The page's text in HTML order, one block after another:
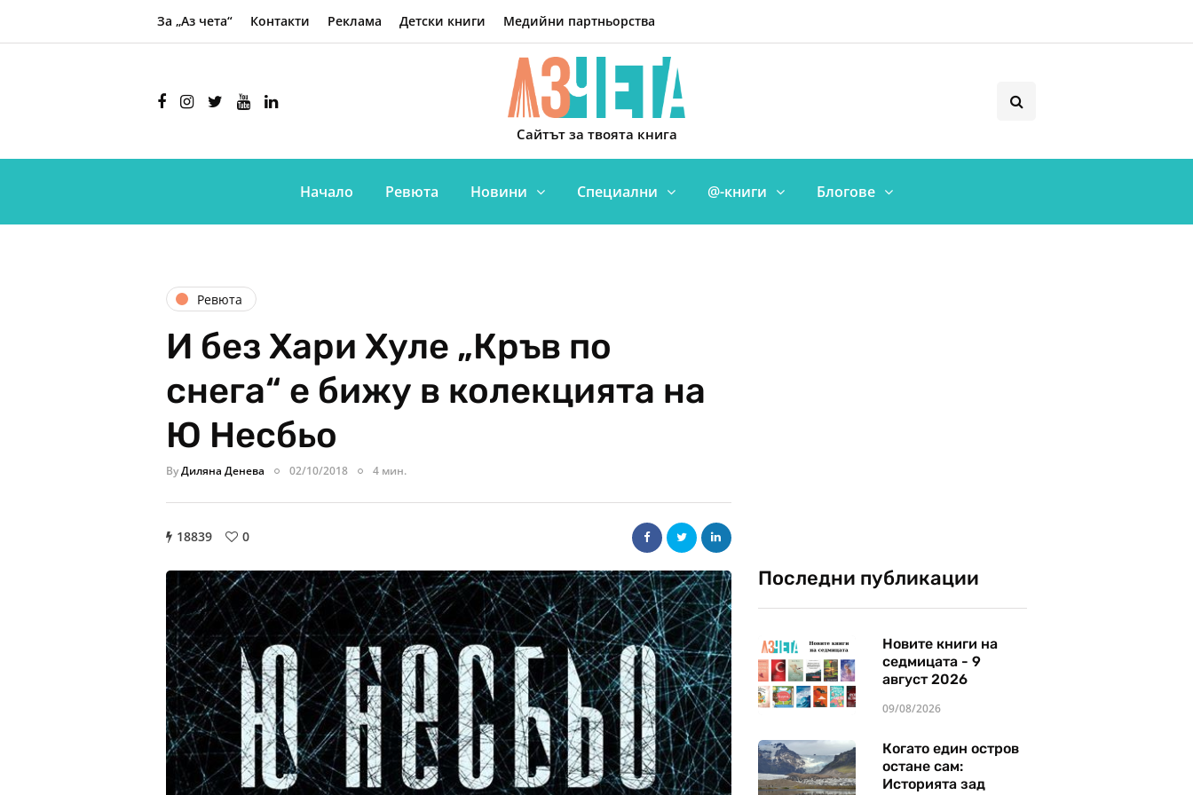
За „Аз чета“ Контакти Реклама Детски книги Медийни партньорства
Сайтът за твоята книга
Начало Ревюта Новини Специални @-книги Блогове
Ревюта
И без Хари Хуле „Кръв по
снега“ е бижу в колекцията на
Ю Несбьо
ByДиляна Денева 02/10/2018 4 мин.
18839 0
Последни публикации
Новите книги на
седмицата - 9
август 2026
09/08/2026
Когато един остров
остане сам:
Историята зад